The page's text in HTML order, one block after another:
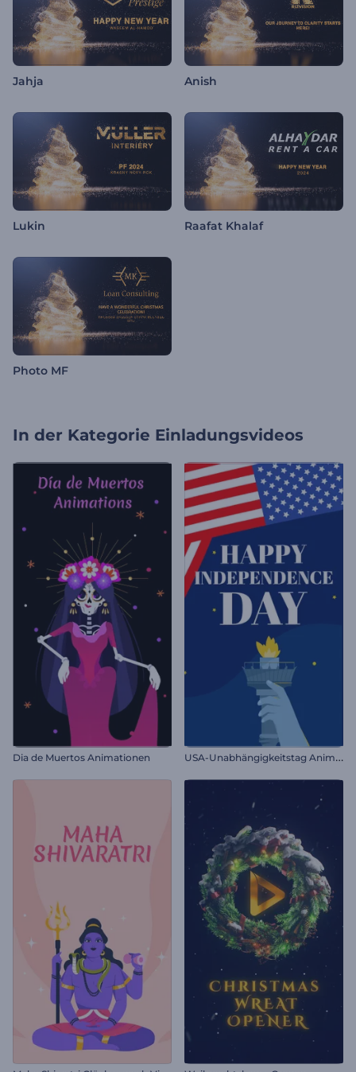
Jahja Anish
Lukin Raafat Khalaf
Photo MF
In der Kategorie Einladungsvideos
Dia de Muertos Animationen U
SA-Unabhängigkeitstag Animationen